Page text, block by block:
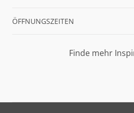
ÖFFNUNGSZEITEN
Finde mehr